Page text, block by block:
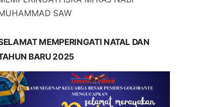
SAW
MEMPERINGATI NATAL DAN
BARU 2025